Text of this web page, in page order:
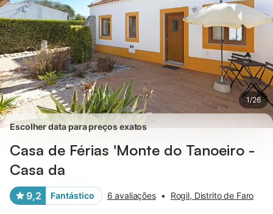
1/26
Escolher data para preços exatos
Casa de Férias 'Monte do Tanoeiro -
Casa da
9,2 Fantástico 6 avaliações • Rogil, Distrito de Faro